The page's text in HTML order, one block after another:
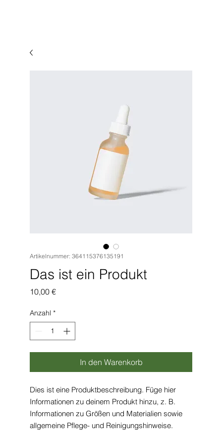
Artikelnummer: 364115376135191
Das ist ein Produkt
10,00 €Preis
Anzahl *
In den Warenkorb
Dies ist eine Produktbeschreibung. Füge hier
Informationen zu deinem Produkt hinzu, z. B.
Informationen zu Größen und Materialien sowie
allgemeine Pflege- und Reinigungshinweise.